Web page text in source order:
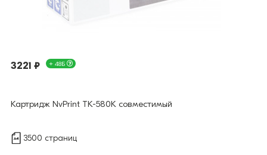
3221 ₽ + 48Б
Картридж NvPrint TK-580K совместимый
3500 страниц